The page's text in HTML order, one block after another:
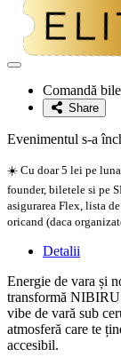
Adaugă
favoriteComandă
Share
Evenimentul s-a
☀️ Cu doar 5 lei pe
founder, biletele si pe
asigurarea Flex, lista
oricand (daca
Detalii
Energie de vara și
transformă NIBIRU
vibe de vară sub
atmosferă care te
accesibil.